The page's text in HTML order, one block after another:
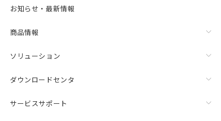
お知らせ・最新情報
商品情報
ソリューション
ダウンロードセンタ
サービスサポート